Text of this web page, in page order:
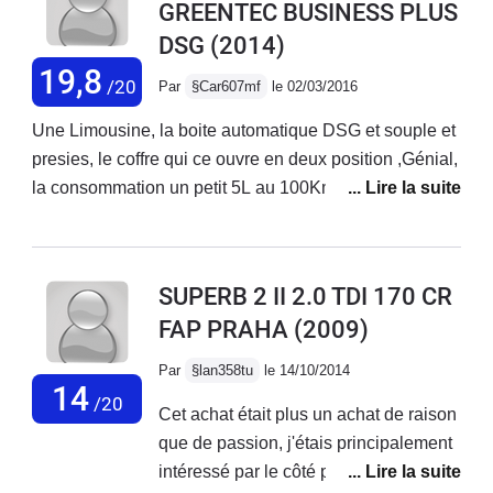
coffre, finition correct et robuste, tenu de route correct,
consommation 4,7/ 5.2 (je respect les limitation de
vitesse, mais pas moins)Haut parleur de bonne qualité
et réception radio correcte.Moteur performant et sobre (
aucun changement après la modification du
logiciel)Point faible : Visibilité à l'avant compliqué en
ville " attention au piéton et vélo, les montants sont trop
dures et sieges fermes...Le freinage manque de
placé trop bas Sav en concession très problématique
lors des revisions (non respect de la pressions des
pneus, niveau d'huile trop haut etc...
19,8 /20
GREENTEC BUSINESS PLUS
DSG (2014)
Par §Car607mf le 02/03/2016
Une Limousine, la boite automatique DSG et souple et
presies, le coffre qui ce ouvre en deux position ,Génial,
la consommation un petit 5L au 100Km, tout et dedans,
la voiture , la vue, GOOD !!Alors la finition ELEGANCE,
14/20
SUPERB 2 II 2.0 TDI 170 CR
FAP PRAHA (2009)
Par §lan358tu le 14/10/2014
Cet achat était plus un achat de raison
que de passion, j'étais principalement
intéressé par le côté pratique de l'auto